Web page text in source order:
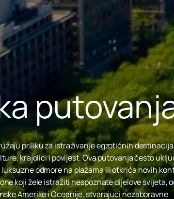
priliku za istraživanje egzotičnih
krajolici i povijest. Ova putovanja često
odmore na plažama ili otkrića novih
koji žele istražiti nespoznate dijelove svijeta,
Amerike i Oceanije, stvarajući nezaboravne